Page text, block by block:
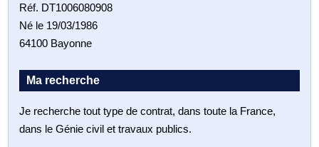
Réf. DT1006080908
Né le 19/03/1986
64100 Bayonne
Ma recherche
Je recherche tout type de contrat, dans toute la France,
dans le Génie civil et travaux publics.